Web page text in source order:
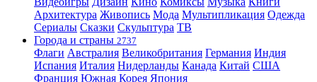
Архитектура Живопись Мода Мультипликация Одежда
Сериалы Сказки Скульптура ТВ
Города и страны 2737
Флаги Австралия Великобритания Германия Индия
Испания Италия Нидерланды Канада Китай США
Франция Южная Корея Япония